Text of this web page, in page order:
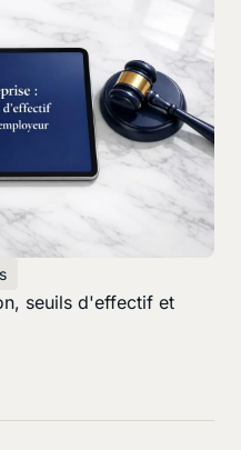
seuils d'effectif et